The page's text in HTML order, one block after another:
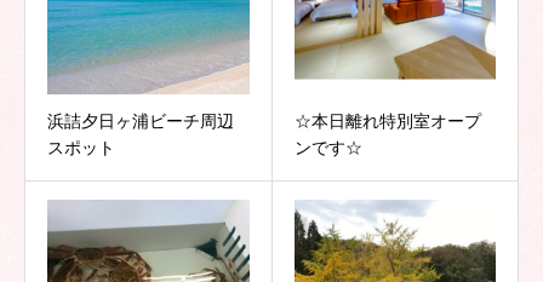
浜詰夕日ヶ浦ビーチ周辺
スポット
☆本日離れ特別室オープ
ンです☆